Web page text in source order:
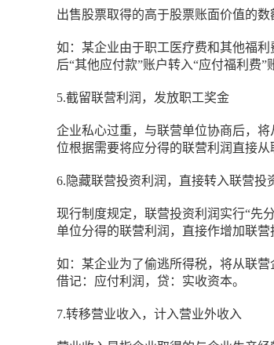
出售股票取得的高于股票账面价值的
如：某企业由于职工医疗费和其他福
后“其他应付款”账户转入“应付福利费
5.截留联营利润，发放职工奖金
企业私心过重，与联营单位协商后，
位根据需要将应分得的联营利润直接从
6.隐藏联营投资利润，直接转入联营投
现行制度规定，联营投资利润实行“先
单位分得的联营利润，直接作增加联营
如：某企业为了偷逃所得税，将从联
借记：应付利润，贷：实收资本。
7.转移营业收入，计入营业外收入